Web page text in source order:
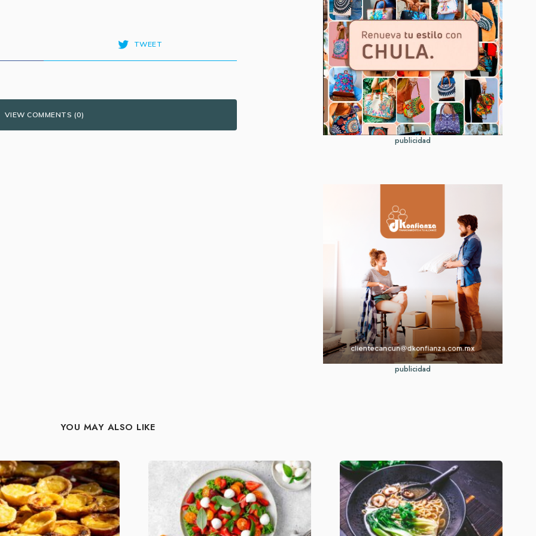
TWEET
VIEW COMMENTS (0)
publicidad
publicidad
YOU MAY ALSO LIKE